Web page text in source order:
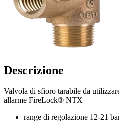
Descrizione
Valvola di sfioro tarabile da
allarme FireLock® NTX
range di regolazione 12-21